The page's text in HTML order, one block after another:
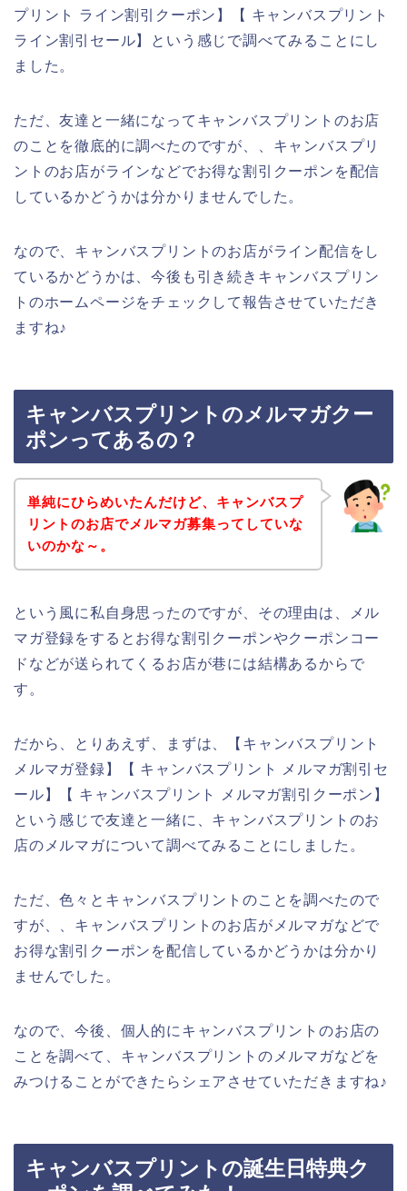
プリント ライン割引クーポン】【 キャンバスプリント
ライン割引セール】という感じで調べてみることにし
ました。
ただ、友達と一緒になってキャンバスプリントのお店
のことを徹底的に調べたのですが、、キャンバスプリ
ントのお店がラインなどでお得な割引クーポンを配信
しているかどうかは分かりませんでした。
なので、キャンバスプリントのお店がライン配信をし
ているかどうかは、今後も引き続きキャンバスプリン
トのホームページをチェックして報告させていただき
ますね♪
キャンバスプリントのメルマガクー
ポンってあるの？
単純にひらめいたんだけど、キャンバスプ
リントのお店でメルマガ募集ってしていな
いのかな～。
という風に私自身思ったのですが、その理由は、メル
マガ登録をするとお得な割引クーポンやクーポンコー
ドなどが送られてくるお店が巷には結構あるからで
す。
だから、とりあえず、まずは、【キャンバスプリント
メルマガ登録】【 キャンバスプリント メルマガ割引セ
ール】【 キャンバスプリント メルマガ割引クーポン】
という感じで友達と一緒に、キャンバスプリントのお
店のメルマガについて調べてみることにしました。
ただ、色々とキャンバスプリントのことを調べたので
すが、、キャンバスプリントのお店がメルマガなどで
お得な割引クーポンを配信しているかどうかは分かり
ませんでした。
なので、今後、個人的にキャンバスプリントのお店の
ことを調べて、キャンバスプリントのメルマガなどを
みつけることができたらシェアさせていただきますね♪
キャンバスプリントの誕生日特典ク